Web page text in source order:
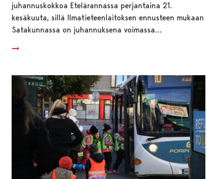
juhannuskokkoa Etelärannassa perjantaina 21.
kesäkuuta, sillä Ilmatieteenlaitoksen ennusteen mukaan
Satakunnassa on juhannuksena voimassa…